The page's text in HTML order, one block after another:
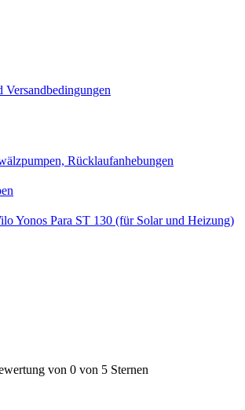
Versandbedingungen
Rücklaufanhebungen
Yonos Para ST 130 (für Solar und Heizung)
von 0 von 5 Sternen